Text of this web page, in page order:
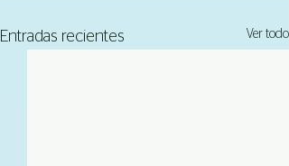
Entradas recientes Ver todo